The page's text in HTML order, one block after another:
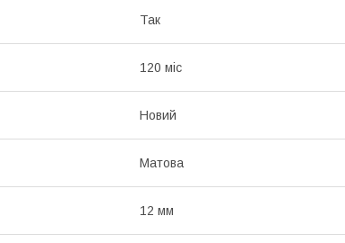
Так
120 міс
Новий
Матова
12 мм